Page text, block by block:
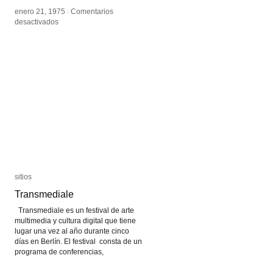
enero 21, 1975 / Comentarios
desactivadosen
enero 21, 1975 / Comentarios
desactivadosen
sitios
Transmediale
Transmediale es un festival de arte
multimedia y cultura digital que tiene
lugar una vez al año durante cinco
días en Berlín. El festival consta de un
programa de conferencias,
sitios
Transmediale